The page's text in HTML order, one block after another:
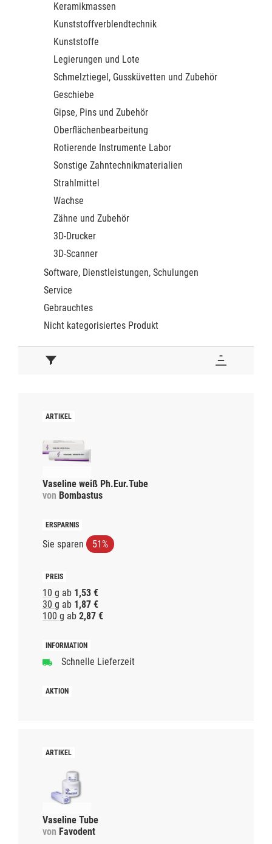
Keramikmassen
Kunststoffverblendtechnik
Kunststoffe
Legierungen und Lote
Schmelztiegel, Gussküvetten und Zubehör
Geschiebe
Gipse, Pins und Zubehör
Oberflächenbearbeitung
Rotierende Instrumente Labor
Sonstige Zahntechnikmaterialien
Strahlmittel
Wachse
Zähne und Zubehör
3D-Drucker
3D-Scanner
Software, Dienstleistungen, Schulungen
Service
Gebrauchtes
Nicht kategorisiertes Produkt
Vaseline weiß Ph.Eur.Tube
von Bombastus
Sie sparen 51%
10 g ab 1,53 €
30 g ab 1,87 €
100 g ab 2,87 €
Schnelle Lieferzeit
Vaseline Tube
von Favodent